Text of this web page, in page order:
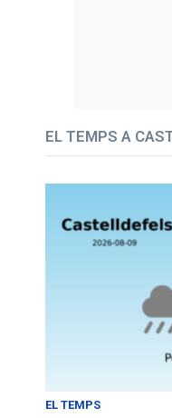
EL TEMPS A
EL TEMPS